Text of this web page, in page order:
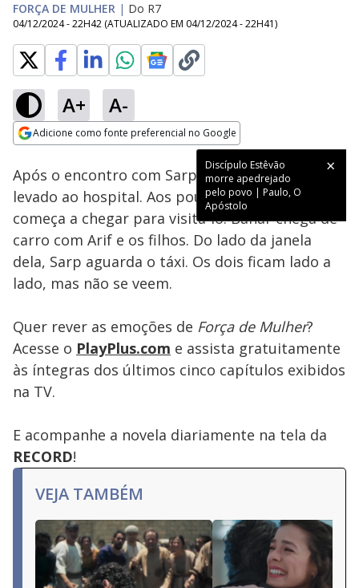
FORÇA DE MULHER | Do R7
04/12/2024 - 22H42 (ATUALIZADO EM 04/12/2024 - 22H41)
A+ A-
Adicione como fonte preferencial no Google
Discípulo Estêvão
morre apedrejado
pelo povo | Paulo, O
Apóstolo
Ativar
100.00%
Após o encontro com Sarp, Enver passa mal e é
levado ao hospital. Aos poucos, a família
começa a chegar para visitá-lo. Bahar chega de
carro com Arif e os filhos. Do lado da janela
dela, Sarp aguarda o táxi. Os dois ficam lado a
lado, mas não se veem.
Quer rever as emoções de Força de Mulher?
Acesse o PlayPlus.com e assista gratuitamente
às íntegras dos últimos cinco capítulos exibidos
na TV.
E acompanhe a novela diariamente na tela da
RECORD!
VEJA TAMBÉM